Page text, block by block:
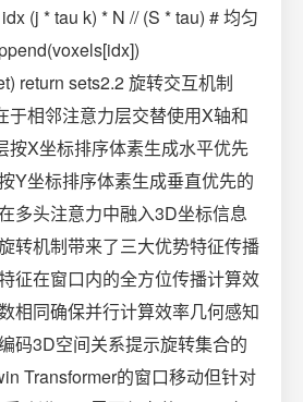
(j * tau k) * N // (S * tau) # 均匀
return sets2.2 旋转交互机制
于相邻注意力层交替使用X轴和
按X坐标排序体素生成水平优先
Y坐标排序体素生成垂直优先的
多头注意力中融入3D坐标信息
转机制带来了三大优势特征传播
征在窗口内的全方位传播计算效
相同确保并行计算效率几何感知
码3D空间关系提示旋转集合的
Transformer的窗口移动但针对